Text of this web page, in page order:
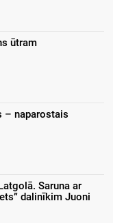
ūtram
– naparostais
Saruna ar
dalinīkim Juoni